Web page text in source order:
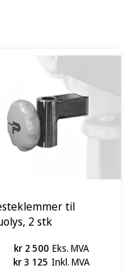
til
2 stk
kr 2 500 Eks. MVA
kr 3 125 Inkl. MVA